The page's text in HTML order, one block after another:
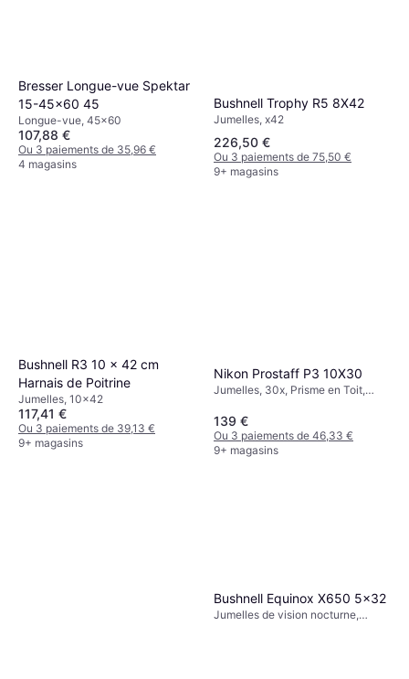
Bresser Longue-vue Spektar
15-45x60 45
Longue-vue, 45x60
107,88 €
Ou 3 paiements de 35,96 €
4 magasins
Bushnell Trophy R5 8X42
Jumelles, x42
226,50 €
Ou 3 paiements de 75,50 €
9+ magasins
Bushnell R3 10 x 42 cm
Harnais de Poitrine
Jumelles, 10x42
117,41 €
Ou 3 paiements de 39,13 €
9+ magasins
Nikon Prostaff P3 10X30
Jumelles, 30x, Prisme en Toit,
139 €
Ou 3 paiements de 46,33 €
9+ magasins
Bushnell Equinox X650 5x32
Jumelles de vision nocturne,